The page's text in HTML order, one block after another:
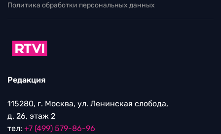
Политика обработки персональных данных
Редакция
115280, г. Москва, ул. Ленинская слобода,
д. 26, этаж 2
тел: +7 (499) 579-86-96